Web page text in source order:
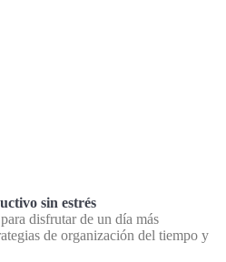
sin estrés
disfrutar de un día más
de organización del tiempo y